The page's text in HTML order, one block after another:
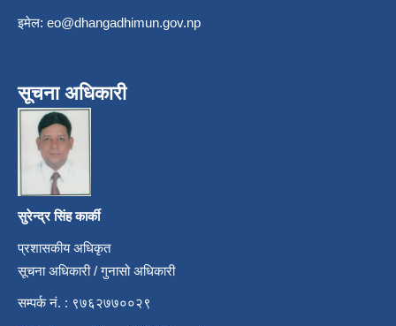
इमेल: eo@dhangadhimun.gov.np
सूचना अधिकारी
सुरेन्द्र सिंह कार्की
प्रशासकीय अधिकृत
सूचना अधिकारी / गुनासो अधिकारी
सम्पर्क नं. : ९७६२७७००२९